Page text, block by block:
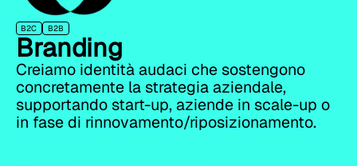
B2C B2B
Branding
Creiamo identità audaci che sostengono
concretamente la strategia aziendale,
supportando start-up, aziende in scale-up o
in fase di rinnovamento/riposizionamento.